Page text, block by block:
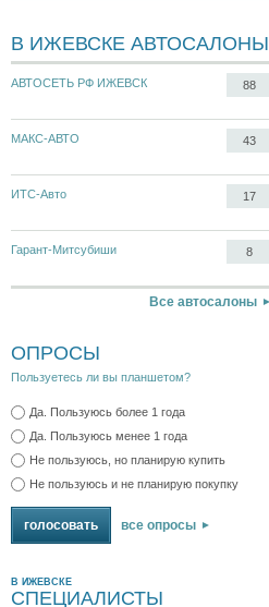
В ИЖЕВСКЕ АВТОСАЛОНЫ
АВТОСЕТЬ РФ ИЖЕВСК 88
МАКС-АВТО 43
ИТС-Авто 17
Гарант-Митсубиши 8
Все автосалоны
ОПРОСЫ
Пользуетесь ли вы планшетом?
Да. Пользуюсь более 1 года
Да. Пользуюсь менее 1 года
Не пользуюсь, но планирую купить
Не пользуюсь и не планирую покупку
все опросы
В ИЖЕВСКЕ
СПЕЦИАЛИСТЫ